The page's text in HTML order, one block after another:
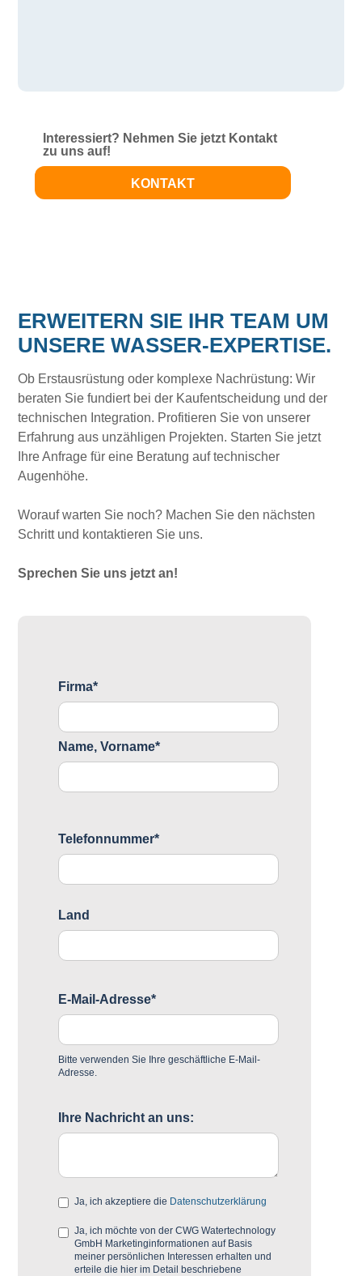
Interessiert? Nehmen Sie jetzt Kontakt
zu uns auf!
KONTAKT
ERWEITERN SIE IHR TEAM UM
UNSERE WASSER-EXPERTISE.
Ob Erstausrüstung oder komplexe Nachrüstung: Wir
beraten Sie fundiert bei der Kaufentscheidung und der
technischen Integration. Profitieren Sie von unserer
Erfahrung aus unzähligen Projekten. Starten Sie jetzt
Ihre Anfrage für eine Beratung auf technischer
Augenhöhe.
Worauf warten Sie noch? Machen Sie den nächsten
Schritt und kontaktieren Sie uns.
Sprechen Sie uns jetzt an!
Firma*
Name, Vorname*
Telefonnummer*
Land
E-Mail-Adresse*
Bitte verwenden Sie Ihre geschäftliche E-Mail-
Adresse.
Ihre Nachricht an uns:
Ja, ich akzeptiere die Datenschutzerklärung
Ja, ich möchte von der CWG Watertechnology
GmbH Marketinginformationen auf Basis
meiner persönlichen Interessen erhalten und
erteile die hier im Detail beschriebene